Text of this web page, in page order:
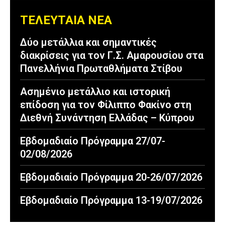
ΤΕΛΕΥΤΑΙΑ ΝΕΑ
Δύο μετάλλια και σημαντικές
διακρίσεις για τον Γ.Σ. Αμαρουσίου στα
Πανελλήνια Πρωταθλήματα Στίβου
Ασημένιο μετάλλιο και ιστορική
επίδοση για τον Φίλιππο Φακίνο στη
Διεθνή Συνάντηση Ελλάδας – Κύπρου
Εβδομαδιαίο Πρόγραμμα 27/07-
02/08/2026
Εβδομαδιαίο Πρόγραμμα 20-26/07/2026
Εβδομαδιαίο Πρόγραμμα 13-19/07/2026